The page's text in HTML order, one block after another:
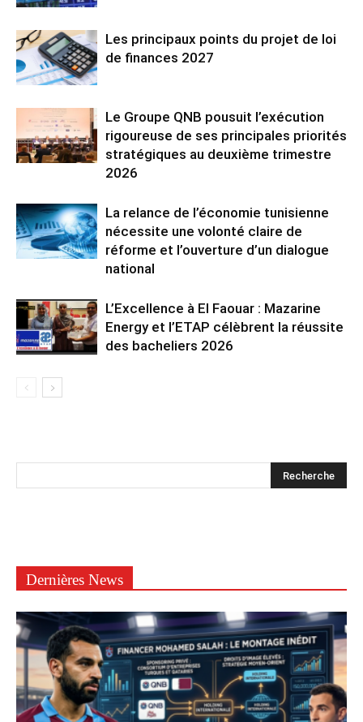
Les principaux points du projet de loi
de finances 2027
Le Groupe QNB pousuit l’exécution
rigoureuse de ses principales priorités
stratégiques au deuxième trimestre
2026
La relance de l’économie tunisienne
nécessite une volonté claire de
réforme et l’ouverture d’un dialogue
national
L’Excellence à El Faouar : Mazarine
Energy et l’ETAP célèbrent la réussite
des bacheliers 2026
Dernières News